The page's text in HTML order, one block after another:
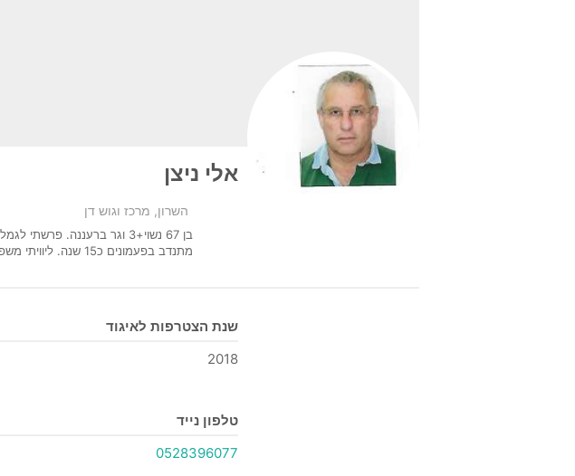
אלי ניצן
השרון, מרכז וגוש דן
בן 67 נשוי+3 וגר ברעננה. פרשתי לגמלאות לאחר 37 שנות עבודה ברפאל כמנהל תפעול .
מתנדב בפעמונים כ15 שנה.
ליוויתי
שנת הצטרפות לאיגוד
2018
טלפון נייד
0528396077